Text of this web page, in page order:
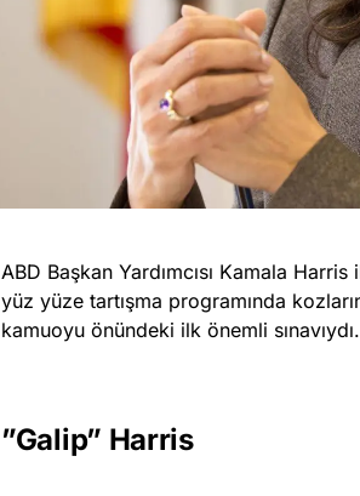
ABD Başkan Yardımcısı Kamala
yüz yüze tartışma programında
kamuoyu önündeki ilk önemli sınavıydı.
”Galip” Harris